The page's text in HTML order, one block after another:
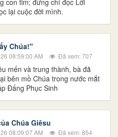
lại cuộc đời mình.
Chúa!"
08:59:00 AM Đã xem: 707
mến và trung thành, bà đã
bên mồ Chúa trong nước mắt
Đấng Phục Sinh
Chúa Giêsu
08:09:07 AM Đã xem: 854